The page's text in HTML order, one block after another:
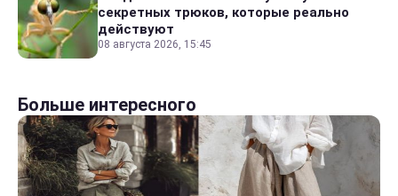
секретных трюков, которые реально
действуют
08 августа 2026, 15:45
Больше интересного